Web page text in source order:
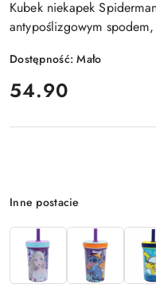
Kubek niekapek
antypoślizgowym
Dostępność:Mało
cena:
54.90
Wariant
Inne postacie